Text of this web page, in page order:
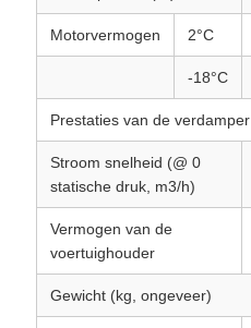
Motorvermogen 2°C
-18°C
Prestaties van de verdamper
Stroom snelheid (@ 0
statische druk, m3/h)
Vermogen van de
voertuighouder
Gewicht (kg, ongeveer)